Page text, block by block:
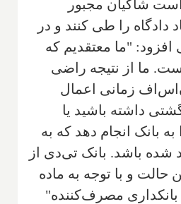
شاکیان مجبور
دادگاه را طی کنند و در
افزود: "ما معتقدیم که
ما از نتیجه راضی
زمانی اعمال
داشته باشید یا
بانک انجام دهد که به
شده باشد. بانک تی‌دی از
حالت و با توجه به ماده
بانکداری مصرف‌کننده"